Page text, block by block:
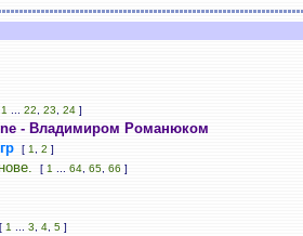
1 22 23 24]
- Владимиром Романюком
[ 1 2 ]
[ 1 64, 65, 66 ]
[ 1 3 4, 5]